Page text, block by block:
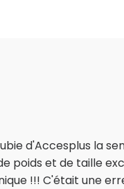
d'Accesplus la
poids et de taille
!!! C'était une